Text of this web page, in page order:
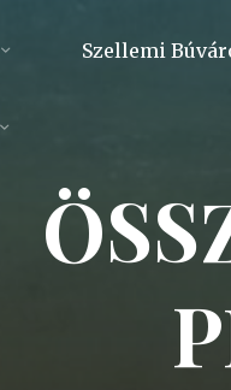
Szellemi